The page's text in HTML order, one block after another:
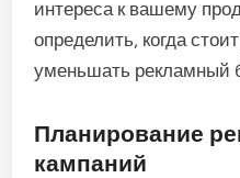
интереса к вашему
определить, когда
уменьшать рекламный
Планирование
кампаний